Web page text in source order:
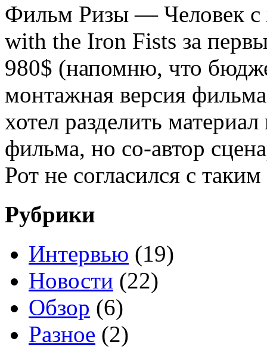
Фильм Ризы — Человек с
with the Iron Fists за
980$ (напомню, что
монтажная версия
хотел разделить
фильма, но со-автор
Рот не согласился с
Рубрики
Интервью (19)
Новости (22)
Обзор (6)
Разное (2)